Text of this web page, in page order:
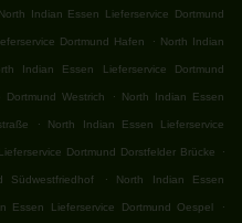
North Indian Essen Lieferservice Dortmund
Dortmund Hafen . North Indian
Indian Essen Lieferservice Dortmund
Westrich . North Indian Essen
. North Indian Essen Lieferservice
Dortmund Dorstfelder Brücke .
Südwestfriedhof . North Indian Essen
Essen Lieferservice Dortmund Oespel .